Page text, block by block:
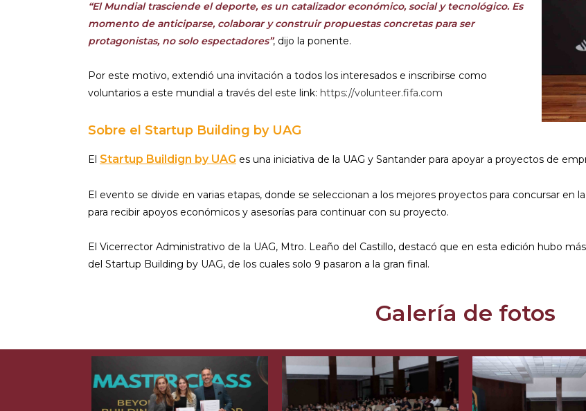
“El Mundial trasciende el deporte, es un catalizador económico, social y tecnológico. Es
momento de anticiparse, colaborar y construir propuestas concretas para ser
protagonistas, no solo espectadores”, dijo la ponente.
Por este motivo, extendió una invitación a todos los interesados e inscribirse como
voluntarios a este mundial a través del este link: https://volunteer.fifa.com
Sobre el Startup Building by UAG
El Startup Buildign by UAG es una iniciativa de la UAG y Santander para apoyar a proyectos de
El evento se divide en varias etapas, donde se seleccionan a los mejores proyectos para concursar en
para recibir apoyos económicos y asesorías para continuar con su proyecto.
El Vicerrector Administrativo de la UAG, Mtro. Leaño del Castillo, destacó que en esta edición hubo
del Startup Building by UAG, de los cuales solo 9 pasaron a la gran final.
Galería de fotos